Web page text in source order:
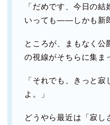
「だめです、今日の
いっても――しかも新
ところが、まもなく公
の視線がそちらに集ま
「それでも、きっと
よ。」
どうやら最近は「寂し